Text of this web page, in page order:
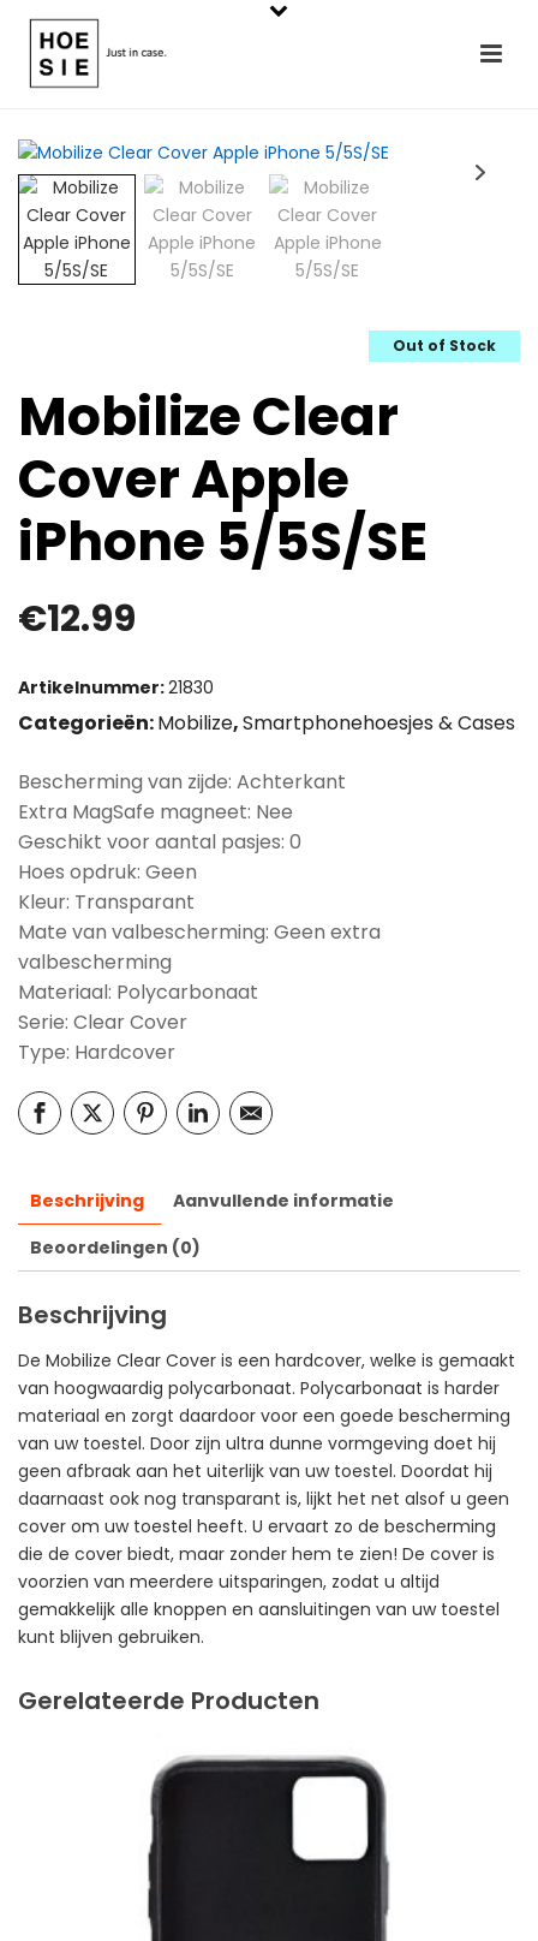
Out of Stock
Mobilize Clear
Cover Apple
iPhone 5/5S/SE
€12.99
Artikelnummer:21830
Categorieën:Mobilize,Smartphonehoesjes & Cases
Bescherming van zijde: Achterkant
Extra MagSafe magneet: Nee
Geschikt voor aantal pasjes: 0
Hoes opdruk: Geen
Kleur: Transparant
Mate van valbescherming: Geen extra
valbescherming
Materiaal: Polycarbonaat
Serie: Clear Cover
Type: Hardcover
Beschrijving
Aanvullende informatie
Beoordelingen (0)
Beschrijving
De Mobilize Clear Cover is een hardcover, welke is gemaakt
van hoogwaardig polycarbonaat. Polycarbonaat is harder
materiaal en zorgt daardoor voor een goede bescherming
van uw toestel. Door zijn ultra dunne vormgeving doet hij
geen afbraak aan het uiterlijk van uw toestel. Doordat hij
daarnaast ook nog transparant is, lijkt het net alsof u geen
cover om uw toestel heeft. U ervaart zo de bescherming
die de cover biedt, maar zonder hem te zien! De cover is
voorzien van meerdere uitsparingen, zodat u altijd
gemakkelijk alle knoppen en aansluitingen van uw toestel
kunt blijven gebruiken.
Gerelateerde Producten